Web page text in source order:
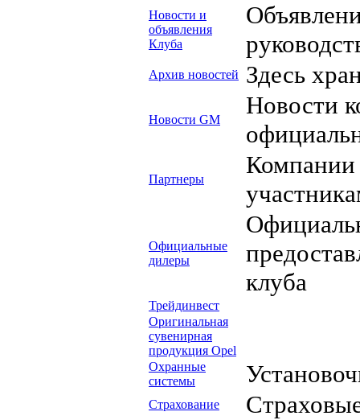
Новости и
объявления
Клуба
Архив новостей Здесь
Новости GM
Новости
Партнеры
Компании
Официальные
дилеры
клуба
Трейдинвест
Оригинальная
сувенирная
продукция Opel
Охранные
системы
Страхование